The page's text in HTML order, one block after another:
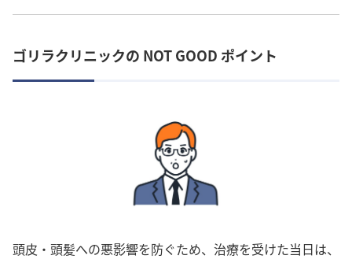
ゴリラクリニックの NOT GOOD ポイント
頭皮・頭髪への悪影響を防ぐため、治療を受けた当日は、